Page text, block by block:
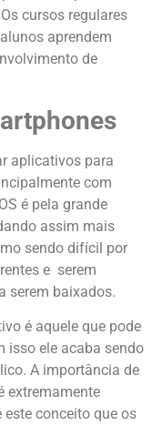
cursos regulares
aprendem
de
aplicativos para
com
é pela grande
assim mais
sendo difícil por
e serem
serem baixados.
é aquele que pode
isso ele acaba sendo
A importância de
extremamente
este conceito que os